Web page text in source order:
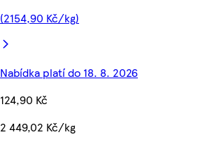
(2154,90 Kč/kg)
Nabídka platí do 18. 8. 2026
124,90 Kč
2 449,02 Kč/kg